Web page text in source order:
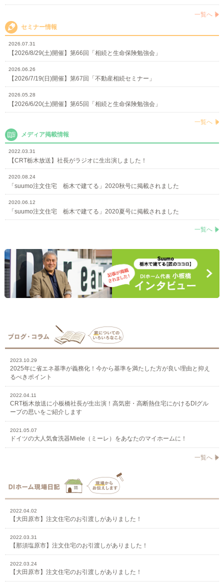
一覧へ
セミナー情報
2026.07.31
【2026/8/29(土)開催】第66回「相続と生命保険勉強会」
2026.06.26
【2026/7/19(日)開催】第67回「不動産相続セミナー」
2026.05.28
【2026/6/20(土)開催】第65回「相続と生命保険勉強会」
一覧へ
メディア掲載情報
2022.03.31
【CRT栃木放送】社長がラジオに生出演しました！
2020.08.24
「suumo注文住宅 栃木で建てる」2020秋号に掲載されました
2020.06.12
「suumo注文住宅 栃木で建てる」2020夏号に掲載されました
一覧へ
2023.10.29
2025年に省エネ基準が義務化！今から基準を満たした方が良い理由と抑え
るべきポイント
2022.04.11
CRT栃木放送に小板橋社長が生出演！高気密・高断熱住宅にかけるDIグル
ープの思いをご紹介します
2021.05.07
ドイツの大人気食洗器Miele（ミーレ）をあなたのマイホームに！
一覧へ
2022.04.02
【大田原市】注文住宅のお引渡しがありました！
2022.03.31
【那須塩原市】注文住宅のお引渡しがありました！
2022.03.24
【大田原市】注文住宅のお引渡しがありました！